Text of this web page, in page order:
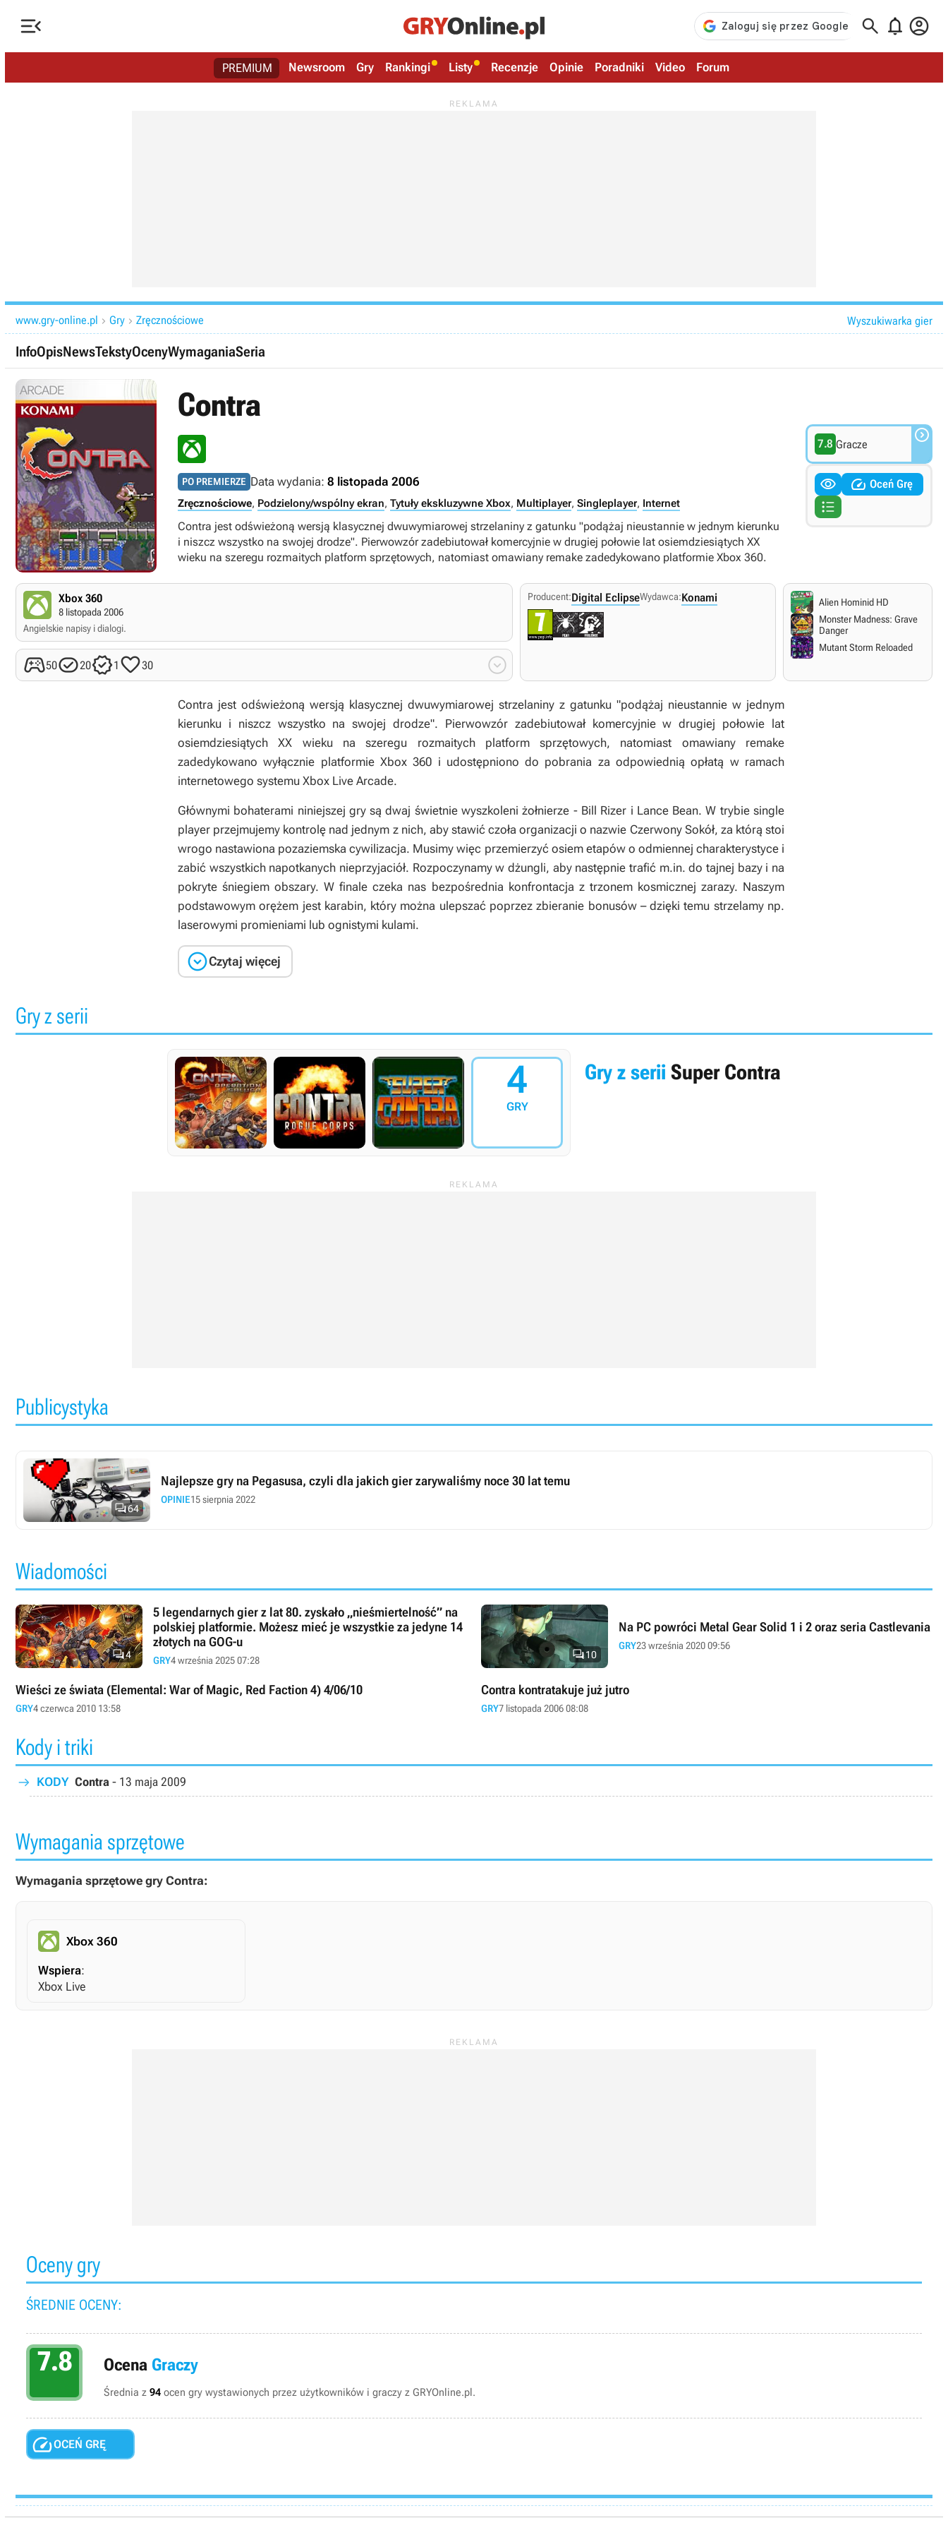
   
PREMIUM Newsroom Gry Rankingi Listy Recenzje Opinie Poradniki Video Forum
www.gry-online.pl  Gry  Zręcznościowe Wyszukiwarka gier
InfoOpisNewsTekstyOcenyWymaganiaSeria
Contra
PO PREMIERZE Data wydania: 8 listopada 2006
Zręcznościowe, Podzielony/wspólny ekran, Tytuły ekskluzywne Xbox, Multiplayer, Singleplayer, Internet
Contra jest odświeżoną wersją klasycznej dwuwymiarowej strzelaniny z gatunku "podążaj nieustannie w jednym kierunku
i niszcz wszystko na swojej drodze". Pierwowzór zadebiutował komercyjnie w drugiej połowie lat osiemdziesiątych XX
wieku na szeregu rozmaitych platform sprzętowych, natomiast omawiany remake zadedykowano platformie Xbox 360.
7.8 Gracze 
  Oceń Grę

Xbox 360
8 listopada 2006
Angielskie napisy i dialogi.
50201 30 
Producent:Digital EclipseWydawca:Konami
Alien Hominid HD
Monster Madness: Grave
Danger
Mutant Storm Reloaded
Contra jest odświeżoną wersją klasycznej dwuwymiarowej strzelaniny z gatunku "podążaj nieustannie w jednym
kierunku i niszcz wszystko na swojej drodze". Pierwowzór zadebiutował komercyjnie w drugiej połowie lat
osiemdziesiątych XX wieku na szeregu rozmaitych platform sprzętowych, natomiast omawiany remake
zadedykowano wyłącznie platformie Xbox 360 i udostępniono do pobrania za odpowiednią opłatą w ramach
internetowego systemu Xbox Live Arcade.
Głównymi bohaterami niniejszej gry są dwaj świetnie wyszkoleni żołnierze - Bill Rizer i Lance Bean. W trybie single
player przejmujemy kontrolę nad jednym z nich, aby stawić czoła organizacji o nazwie Czerwony Sokół, za którą stoi
wrogo nastawiona pozaziemska cywilizacja. Musimy więc przemierzyć osiem etapów o odmiennej charakterystyce i
zabić wszystkich napotkanych nieprzyjaciół. Rozpoczynamy w dżungli, aby następnie trafić m.in. do tajnej bazy i na
pokryte śniegiem obszary. W finale czeka nas bezpośrednia konfrontacja z trzonem kosmicznej zarazy. Naszym
podstawowym orężem jest karabin, który można ulepszać poprzez zbieranie bonusów – dzięki temu strzelamy np.
laserowymi promieniami lub ognistymi kulami.
Czytaj więcej
Gry z serii
4
GRY
Gry z serii Super Contra
Publicystyka
64
Najlepsze gry na Pegasusa, czyli dla jakich gier zarywaliśmy noce 30 lat temu
OPINIE15 sierpnia 2022
Wiadomości
4
5 legendarnych gier z lat 80. zyskało „nieśmiertelność” na
polskiej platformie. Możesz mieć je wszystkie za jedyne 14
złotych na GOG-u
GRY4 września 2025 07:28 10
Na PC powróci Metal Gear Solid 1 i 2 oraz seria Castlevania
GRY23 września 2020 09:56
Wieści ze świata (Elemental: War of Magic, Red Faction 4) 4/06/10
GRY4 czerwca 2010 13:58
Contra kontratakuje już jutro
GRY7 listopada 2006 08:08
Kody i triki
KODY Contra - 13 maja 2009
Wymagania sprzętowe
Wymagania sprzętowe gry Contra:
Xbox 360
Wspiera:
Xbox Live
Oceny gry
ŚREDNIE OCENY:
7.8 Ocena Graczy
Średnia z 94 ocen gry wystawionych przez użytkowników i graczy z GRYOnline.pl.
OCEŃ GRĘ